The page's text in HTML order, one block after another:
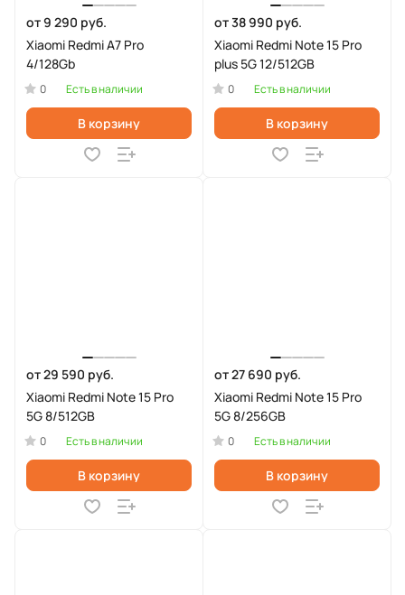
от 9 290 руб.
Xiaomi Redmi A7 Pro
4/128Gb
0 Есть в наличии
В корзину
от 38 990 руб.
Xiaomi Redmi Note 15 Pro
plus 5G 12/512GB
0 Есть в наличии
В корзину
от 29 590 руб.
Xiaomi Redmi Note 15 Pro
5G 8/512GB
0 Есть в наличии
В корзину
от 27 690 руб.
Xiaomi Redmi Note 15 Pro
5G 8/256GB
0 Есть в наличии
В корзину